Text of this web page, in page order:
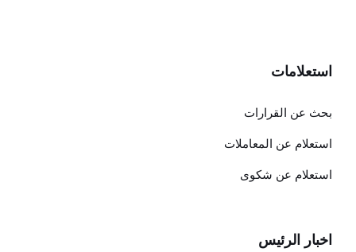
استعلامات
بحث عن القرارات
استعلام عن المعاملات
استعلام عن شكوى
اخبار الرئيس